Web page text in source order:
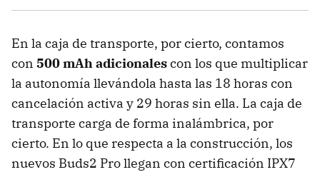
En la caja de transporte, por cierto, contamos
con 500 mAh adicionalescon los que multiplicar
la autonomía llevándola hasta las 18 horas con
cancelación activa y 29 horas sin ella. La caja de
transporte carga de forma inalámbrica, por
cierto. En lo que respecta a la construcción, los
nuevos Buds2 Pro llegan con certificación IPX7